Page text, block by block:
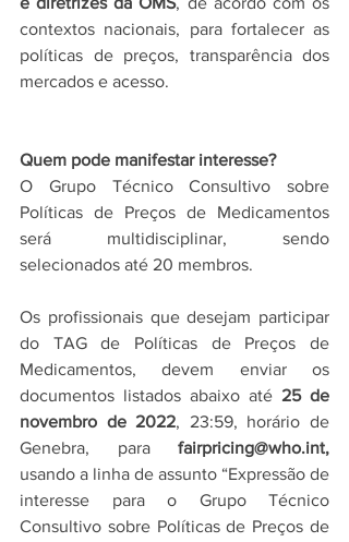
contextos nacionais, para fortalecer as
políticas de preços, transparência dos
mercados e acesso.
Quem pode manifestar interesse?
O Grupo Técnico Consultivo sobre
Políticas de Preços de Medicamentos
será multidisciplinar, sendo
selecionados até 20 membros.
Os profissionais que desejam participar
do TAG de Políticas de Preços de
Medicamentos, devem enviar os
documentos listados abaixo até 25 de
novembro de 2022, 23:59, horário de
Genebra, para fairpricing@who.int,
usando a linha de assunto “Expressão de
interesse para o Grupo Técnico
Consultivo sobre Políticas de Preços de